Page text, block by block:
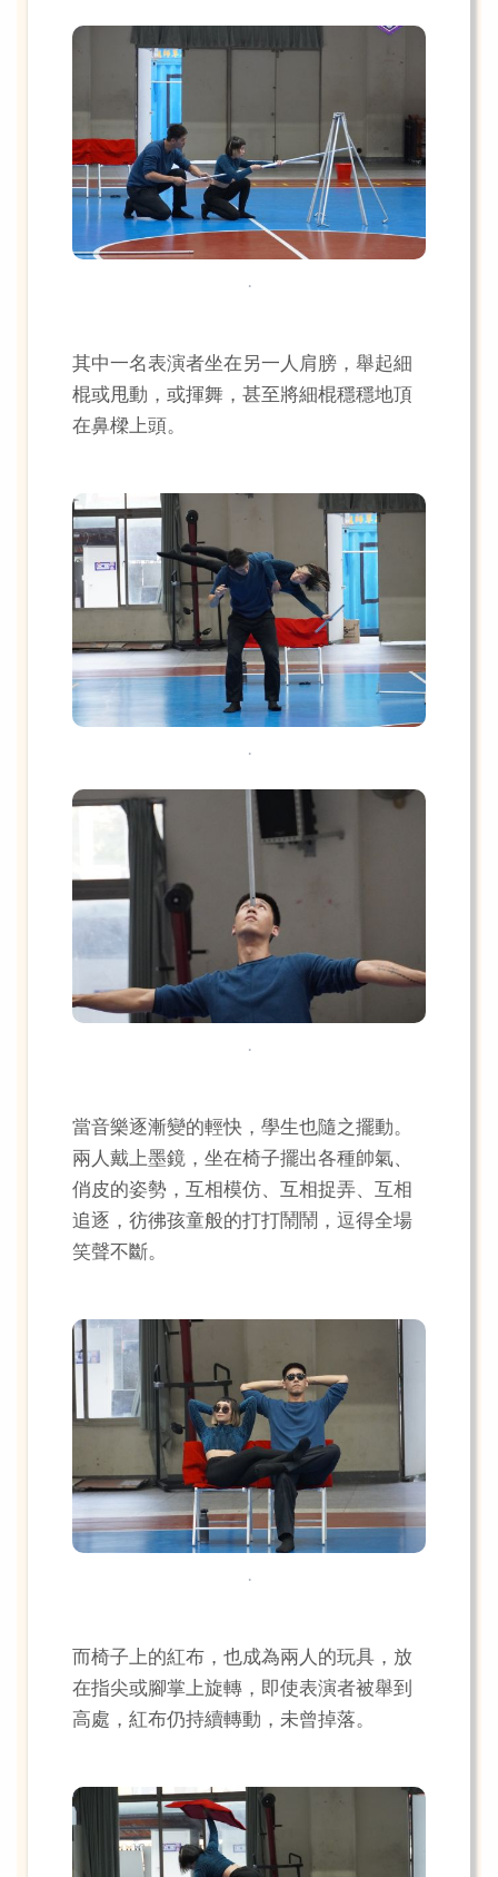
.
其中一名表演者坐在另一人肩膀，舉起細
棍或甩動，或揮舞，甚至將細棍穩穩地頂
在鼻樑上頭。
.
.
當音樂逐漸變的輕快，學生也隨之擺動。
兩人戴上墨鏡，坐在椅子擺出各種帥氣、
俏皮的姿勢，互相模仿、互相捉弄、互相
追逐，彷彿孩童般的打打鬧鬧，逗得全場
笑聲不斷。
.
而椅子上的紅布，也成為兩人的玩具，放
在指尖或腳掌上旋轉，即使表演者被舉到
高處，紅布仍持續轉動，未曾掉落。